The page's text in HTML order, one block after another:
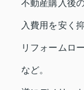
不動産購入後
入費用を安く
リフォームロ
など。